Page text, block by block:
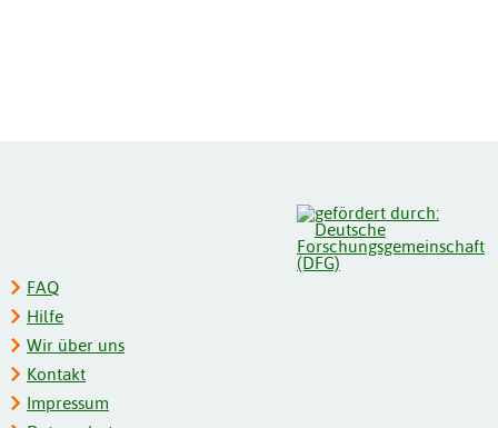
FAQ
Hilfe
Wir über uns
Kontakt
Impressum